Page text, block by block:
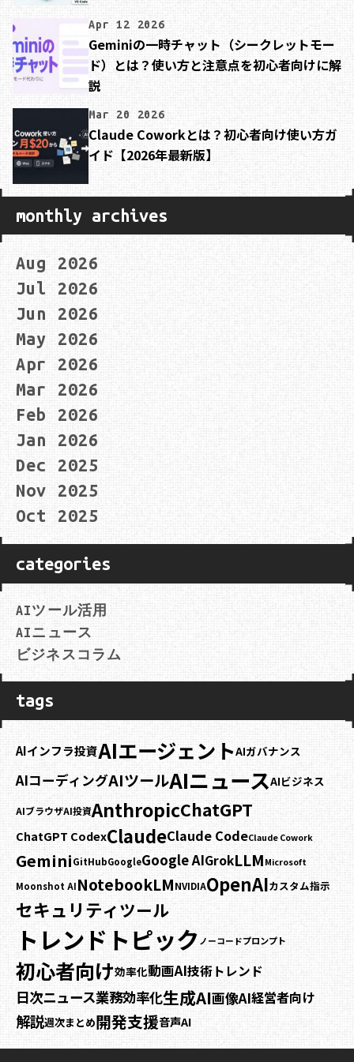
Apr 12 2026
Geminiの一時チャット（シークレットモー
ド）とは？使い方と注意点を初心者向けに解
説
Mar 20 2026
Claude Coworkとは？初心者向け使い方ガ
イド【2026年最新版】
monthly archives
Aug 2026
Jul 2026
Jun 2026
May 2026
Apr 2026
Mar 2026
Feb 2026
Jan 2026
Dec 2025
Nov 2025
Oct 2025
categories
AIツール活用
AIニュース
ビジネスコラム
tags
AIインフラ投資AIエージェントAIガバナンス
AIコーディングAIツールAIニュースAIビジネス
AIブラウザAI投資AnthropicChatGPT
ChatGPT CodexClaudeClaude CodeClaude Cowork
GeminiGitHubGoogleGoogle AIGrokLLM Microsoft
Moonshot AINotebookLMNVIDIAOpenAIカスタム指示
セキュリティツール
トレンドトピック ノーコードプロンプト
初心者向け効率化動画AI技術トレンド
日次ニュース業務効率化生成AI画像AI経営者向け
解説週次まとめ開発支援音声AI